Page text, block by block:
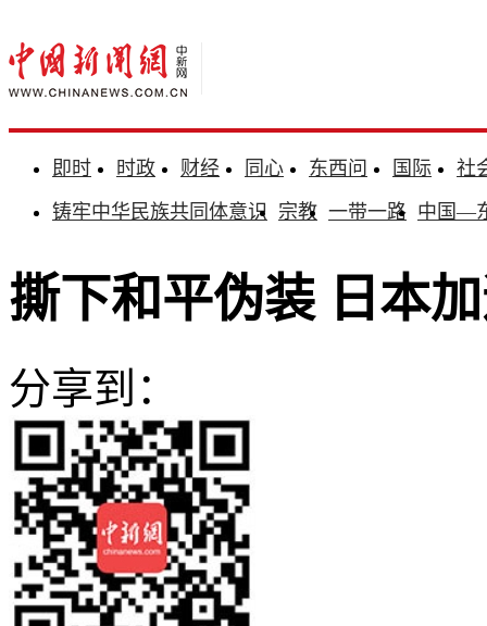
即时 时政 财经 同心 东西问 国际
社
铸牢中华民族共同体意识 宗教 一带一路 中国—
撕下和平伪装 日本
分享到：